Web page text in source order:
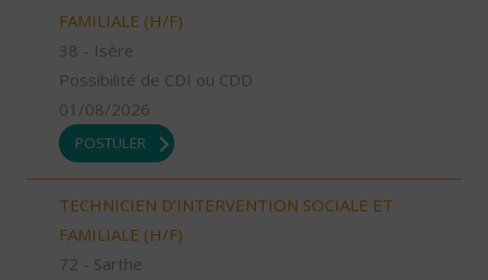
FAMILIALE (H/F)
38 - Isère
Possibilité de CDI ou CDD
01/08/2026
POSTULER
TECHNICIEN D’INTERVENTION SOCIALE ET
FAMILIALE (H/F)
72 - Sarthe